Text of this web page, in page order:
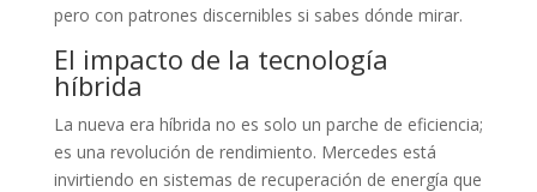
pero con patrones discernibles si sabes dónde mirar.
El impacto de la tecnología
híbrida
La nueva era híbrida no es solo un parche de eficiencia;
es una revolución de rendimiento. Mercedes está
invirtiendo en sistemas de recuperación de energía que